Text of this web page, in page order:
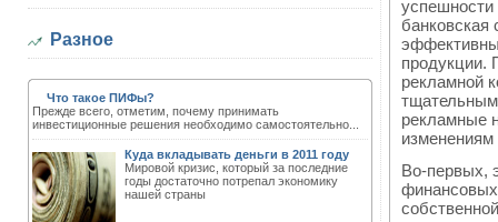
Разное
Что такое ПИФы?
Прежде всего, отметим, почему принимать
инвестиционные решения необходимо самостоятельно...
Куда вкладывать деньги в 2011 году
Мировой кризис, который за последние
годы достаточно потрепал экономику
нашей страны
успешности
банковская
продукции.
рекламной
рекламные
Во-первых,
финансовых